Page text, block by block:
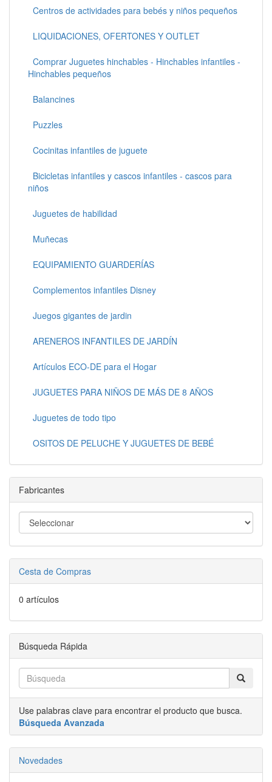
Centros de actividades para bebés y niños pequeños
LIQUIDACIONES, OFERTONES Y OUTLET
Comprar Juguetes hinchables - Hinchables infantiles -
Hinchables pequeños
Balancines
Puzzles
Cocinitas infantiles de juguete
Bicicletas infantiles y cascos infantiles - cascos para
niños
Juguetes de habilidad
Muñecas
EQUIPAMIENTO GUARDERÍAS
Complementos infantiles Disney
Juegos gigantes de jardin
ARENEROS INFANTILES DE JARDÍN
Artículos ECO-DE para el Hogar
JUGUETES PARA NIÑOS DE MÁS DE 8 AÑOS
Juguetes de todo tipo
OSITOS DE PELUCHE Y JUGUETES DE BEBÉ
Fabricantes
Cesta de Compras
0 artículos
Búsqueda Rápida
Use palabras clave para encontrar el producto que busca.
Búsqueda Avanzada
Novedades